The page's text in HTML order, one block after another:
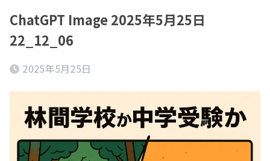
ChatGPT Image 2025年5月25日
22_12_06
2025年5月25日